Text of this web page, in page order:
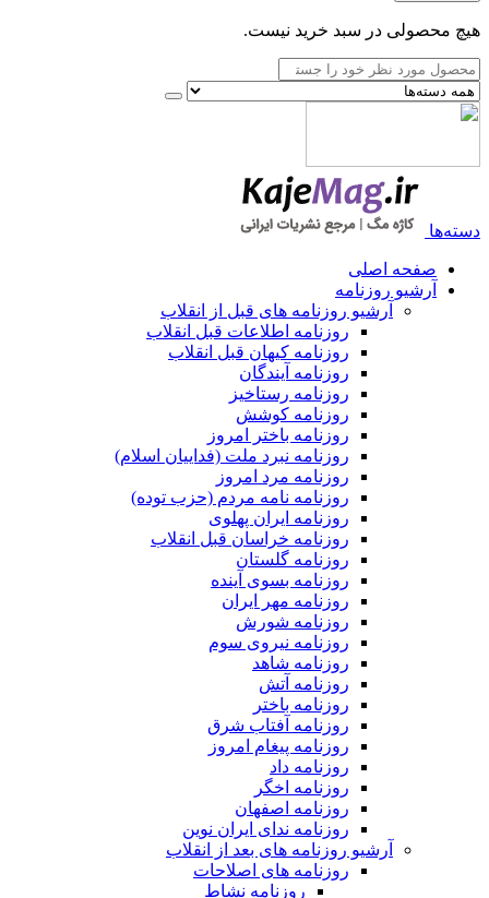
هیچ محصولی در سبد خرید نیست.
دسته‌ها
صفحه اصلی
آرشیو روزنامه
آرشیو روزنامه های قبل از انقلاب
روزنامه اطلاعات قبل انقلاب
روزنامه کیهان قبل انقلاب
روزنامه آیندگان
روزنامه رستاخیز
روزنامه کوشش
روزنامه باختر امروز
روزنامه نبرد ملت (فداییان اسلام)
روزنامه مرد امروز
روزنامه نامه مردم (حزب توده)
روزنامه ایران پهلوی
روزنامه خراسان قبل انقلاب
روزنامه گلستان
روزنامه بسوی آینده
روزنامه مهر ایران
روزنامه شورش
روزنامه نیروی سوم
روزنامه شاهد
روزنامه آتش
روزنامه باختر
روزنامه آفتاب شرق
روزنامه پیغام امروز
روزنامه داد
روزنامه اخگر
روزنامه اصفهان
روزنامه ندای ایران نوین
آرشیو روزنامه های بعد از انقلاب
روزنامه های اصلاحات
روزنامه نشاط